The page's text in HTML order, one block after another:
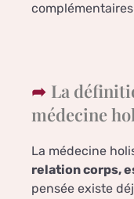
La
médecine
La médecine
relation corps,
pensée existe